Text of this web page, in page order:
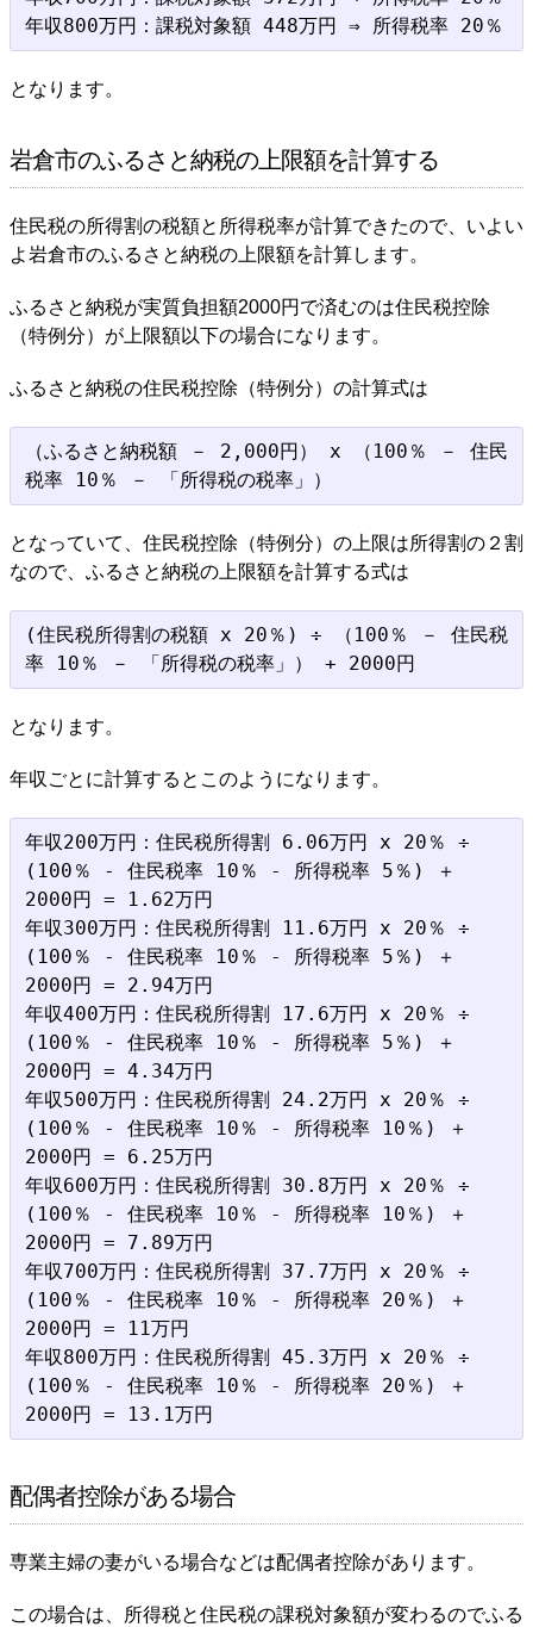
となります。
岩倉市のふるさと納税の上限額を計算する
住民税の所得割の税額と所得税率が計算できたので、いよい
よ岩倉市のふるさと納税の上限額を計算します。
ふるさと納税が実質負担額2000円で済むのは住民税控除
（特例分）が上限額以下の場合になります。
ふるさと納税の住民税控除（特例分）の計算式は
（ふるさと納税額 － 2,000円） x （100％ － 住民
となっていて、住民税控除（特例分）の上限は所得割の２割
なので、ふるさと納税の上限額を計算する式は
(住民税所得割の税額 x 20％) ÷ （100％ － 住民税
となります。
年収ごとに計算するとこのようになります。
年収200万円：住民税所得割 6.06万円 x 20％ ÷
(100％ - 住民税率 10％ - 所得税率 5％) ＋
2000円 = 1.62万円
年収300万円：住民税所得割 11.6万円 x 20％ ÷
(100％ - 住民税率 10％ - 所得税率 5％) ＋
2000円 = 2.94万円
年収400万円：住民税所得割 17.6万円 x 20％ ÷
(100％ - 住民税率 10％ - 所得税率 5％) ＋
2000円 = 4.34万円
年収500万円：住民税所得割 24.2万円 x 20％ ÷
(100％ - 住民税率 10％ - 所得税率 10％) ＋
2000円 = 6.25万円
年収600万円：住民税所得割 30.8万円 x 20％ ÷
(100％ - 住民税率 10％ - 所得税率 10％) ＋
2000円 = 7.89万円
年収700万円：住民税所得割 37.7万円 x 20％ ÷
(100％ - 住民税率 10％ - 所得税率 20％) ＋
2000円 = 11万円
年収800万円：住民税所得割 45.3万円 x 20％ ÷
(100％ - 住民税率 10％ - 所得税率 20％) ＋
配偶者控除がある場合
専業主婦の妻がいる場合などは配偶者控除があります。
この場合は、所得税と住民税の課税対象額が変わるのでふる